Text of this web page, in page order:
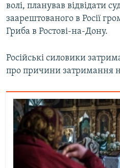
волі, планував відвідати
заарештованого в Росії
Гриба в Ростові-на-Дону.
Російські силовики
про причини затримання